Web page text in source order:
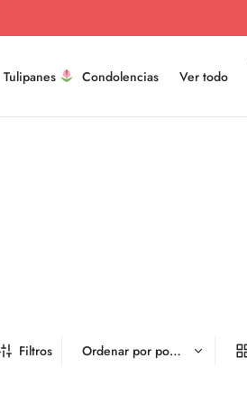
Tulipanes Condolencias Ver todo
Filtros